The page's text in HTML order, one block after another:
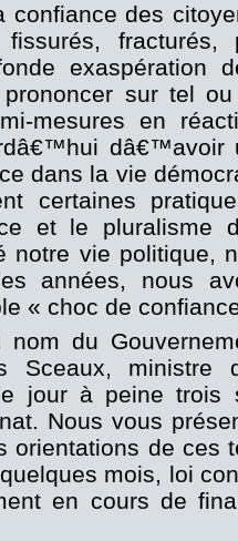
confiance des
fracturés,
exaspération
sur tel ou
mesures en
dâ€™avoir
dans la vie
certaines
et le pluralisme
notre vie politique,
années, nous
« choc de
nom du
Sceaux, ministre
jour à peine trois
Nous vous
orientations de ces
mois, loi
en cours de